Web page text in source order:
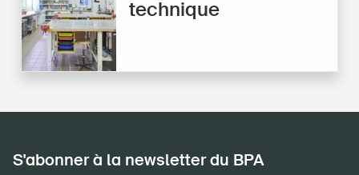
technique
S'abonner à la newsletter du BPA